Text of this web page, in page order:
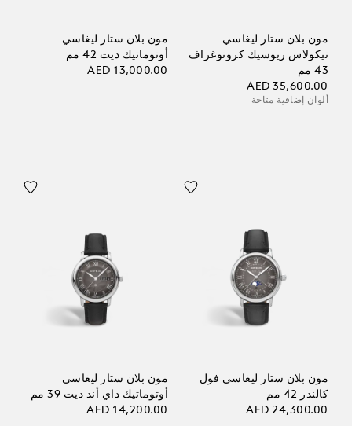
مون بلان ستار ليغاسي
نيكولاس ريوسيك كرونوغراف
43 مم
AED 35,600.00
ألوان إضافية متاحة
مون بلان ستار ليغاسي
أوتوماتيك ديت 42 مم
AED 13,000.00
مون بلان ستار ليغاسي فول
كالندر 42 مم
AED 24,300.00
مون بلان ستار ليغاسي
أوتوماتيك داي أند ديت 39 مم
AED 14,200.00